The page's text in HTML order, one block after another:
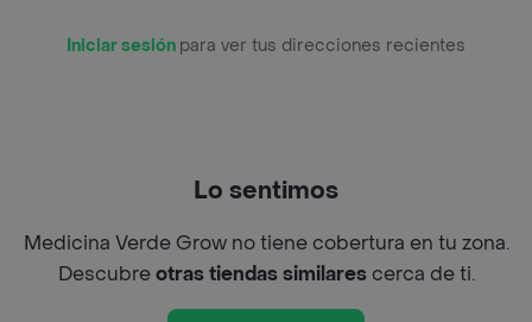
Iniciar sesión para ver tus direcciones recientes
Lo sentimos
Medicina Verde Grow no tiene cobertura en tu zona.
Descubreotras tiendas similarescerca de ti.